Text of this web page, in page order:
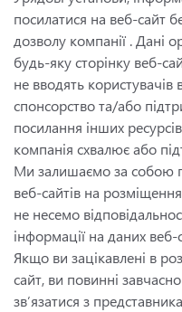
посилатися на веб-сайт
дозволу компанії . Дані
будь-яку сторінку веб-
не вводять
спонсорство та/або
посилання інших
компанія схвалює або
Ми залишаємо за собою
веб-сайтів на
не несемо
інформації на даних веб-
Якщо ви зацікавлені в
сайт, ви повинні
зв’язатися з